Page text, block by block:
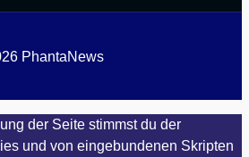
PhantaNews
der Seite stimmst du der
und von eingebundenen Skripten